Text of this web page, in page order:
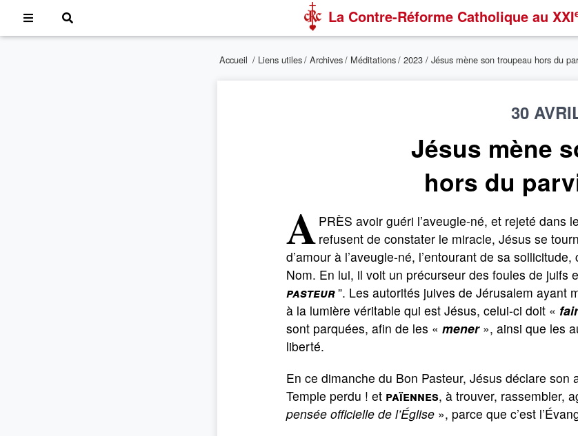
La Contre-Réforme Catholique au XXI
Accueil / Liens utiles/ Archives/ Méditations/ 2023 / Jésus mène son troupeau hors du
30
Jésus mène
hors du
A PRÈS avoir guéri l’aveugle-né, et rejeté dans
refusent de constater le miracle, Jésus se
d’amour à l’aveugle-né, l’entourant de sa
Nom. En lui, il voit un précurseur des foules de juifs
pasteur”. Les autorités juives de Jérusalem ayant
à la lumière véritable qui est Jésus, celui-ci doit «
sont parquées, afin de les « mener», ainsi que les
liberté.
En ce dimanche du Bon Pasteur, Jésus déclare son
Temple perdu ! et païennes, à trouver, rassembler,
pensée officielle de l’Église », parce que c’est